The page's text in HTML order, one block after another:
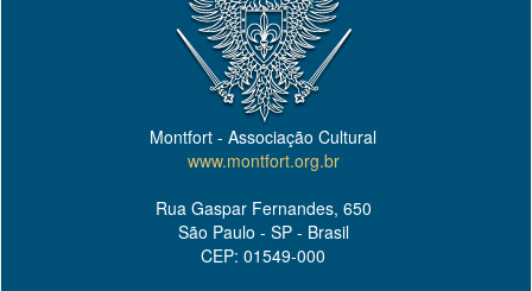
Montfort - Associação Cultural
www.montfort.org.br
Rua Gaspar Fernandes, 650
São Paulo - SP - Brasil
CEP: 01549-000